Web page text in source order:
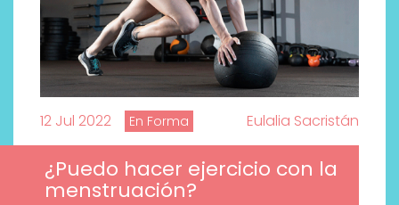
12 Jul 2022 En Forma Eulalia Sacristán
¿Puedo hacer ejercicio con la
menstruación?